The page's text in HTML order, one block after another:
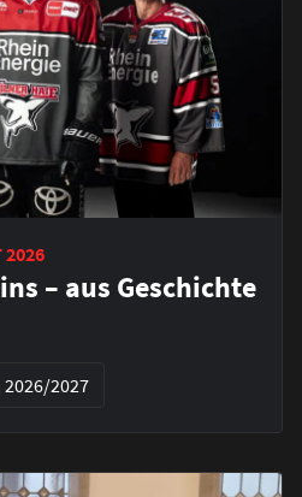
2026
– aus Geschichte
2026/2027